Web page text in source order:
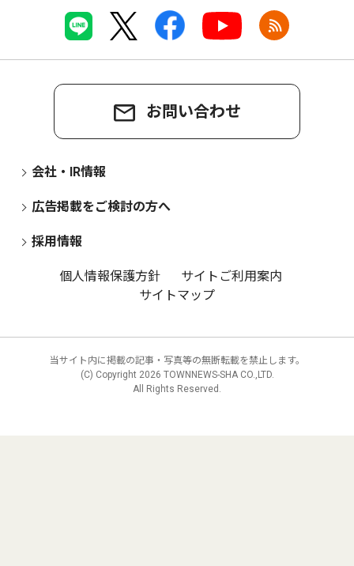
お問い合わせ
会社・IR情報
広告掲載をご検討の方へ
採用情報
個人情報保護方針
サイトご利用案内
サイトマップ
当サイト内に掲載の記事・写真等の無断転載を禁止します。
(C) Copyright 2026 TOWNNEWS-SHA CO.,LTD.
All Rights Reserved.